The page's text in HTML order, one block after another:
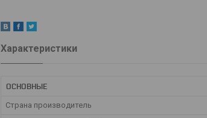
Характеристики
ОСНОВНЫЕ
Страна производитель